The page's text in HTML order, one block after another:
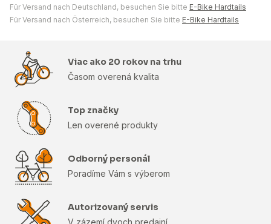
Für Versand nach Deutschland, besuchen Sie bitte E-Bike Hardtails
Für Versand nach Österreich, besuchen Sie bitte E-Bike Hardtails
Viac ako 20 rokov na trhu
Časom overená kvalita
Top značky
Len overené produkty
Odborný personál
Poradíme Vám s výberom
Autorizovaný servis
V zázemí dvoch predajní